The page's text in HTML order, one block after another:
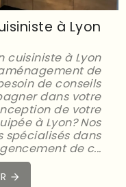
à Lyon
cuisiniste à Lyon
de
de conseils
dans votre
de votre
à Lyon? Nos
spécialisés dans
de c...